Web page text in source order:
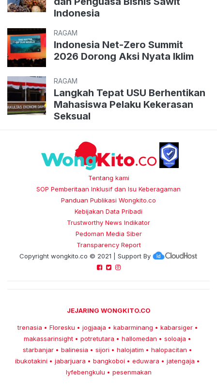
Indonesia
RAGAM
Indonesia Net-Zero Summit
2026 Dorong Aksi Nyata Iklim
RAGAM
Langkah Tepat USU Berhentikan
Mahasiswa Pelaku Kekerasan
Seksual
Tentang kami
SOP Pemberitaan Inklusif dan Isu Keberagaman
Panduan Publikasi Wongkito.co
Kebijakan Data Pribadi
Trustworthy News Indikator
Pedoman Media Siber
Transparency Report
Copyright wongkito.co © 2021 | Support By
JEJARING WONGKITO.CO
trenasia • Floresku • jogjaaja • kabarminang • kabarsiger •
makassarinsight • potretutara • hallomedan • soloaja •
starbanjar • balinesia • sijori • halojatim • halopacitan •
ibukotakini • jabarjuara • bangkoboi • eduwara • jatengaja •
lyfebengkulu • pesenmakan